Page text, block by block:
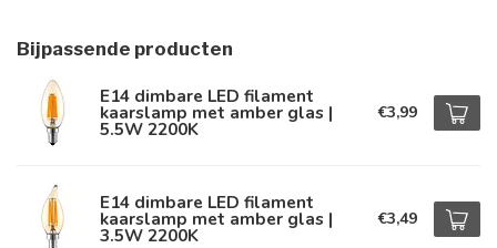
Bijpassende producten
E14 dimbare LED filament
kaarslamp met amber glas |
5.5W 2200K
€3,99
E14 dimbare LED filament
kaarslamp met amber glas |
3.5W 2200K
€3,49